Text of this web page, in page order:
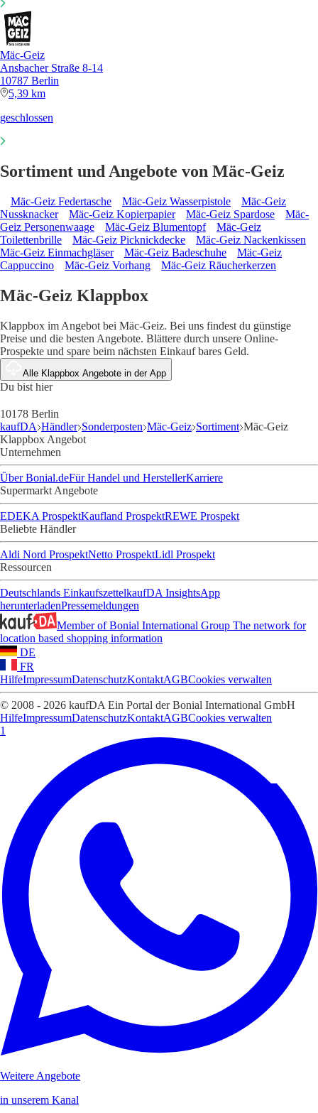
Mäc-Geiz
Ansbacher Straße 8-14
10787 Berlin
5,39 km
geschlossen
Sortiment und Angebote von Mäc-Geiz
Mäc-Geiz Federtasche Mäc-Geiz Wasserpistole
Mäc-Geiz
Nussknacker
Mäc-Geiz Kopierpapier Mäc-Geiz Spardose
Mäc-
Geiz Personenwaage
Mäc-Geiz Blumentopf
Mäc-Geiz
Toilettenbrille
Mäc-Geiz Picknickdecke
Mäc-Geiz Nackenkissen
Mäc-Geiz Einmachgläser
Mäc-Geiz Badeschuhe
Mäc-Geiz
Cappuccino
Mäc-Geiz Vorhang Mäc-Geiz Räucherkerzen
Mäc-Geiz Klappbox
Klappbox im Angebot bei Mäc-Geiz. Bei uns findest du günstige
Preise und die besten Angebote. Blättere durch unsere Online-
Prospekte und spare beim nächsten Einkauf bares Geld.
Alle Klappbox Angebote in der App
Du bist hier
10178 Berlin
kaufDA Händler Sonderposten Mäc-Geiz Sortiment Mäc-Geiz
Klappbox Angebot
Unternehmen
Über Bonial.deFür Handel und HerstellerKarriere
Supermarkt Angebote
EDEKA ProspektKaufland ProspektREWE Prospekt
Beliebte Händler
Aldi Nord ProspektNetto ProspektLidl Prospekt
Ressourcen
Deutschlands EinkaufszettelkaufDA InsightsApp
herunterladenPressemeldungen
Member of Bonial International Group The network for
location based shopping information
DE
FR
HilfeImpressumDatenschutzKontaktAGBCookies verwalten
© 2008 - 2026 kaufDA Ein Portal der Bonial International GmbH
HilfeImpressumDatenschutzKontaktAGBCookies verwalten
1
Weitere Angebote
in unserem Kanal